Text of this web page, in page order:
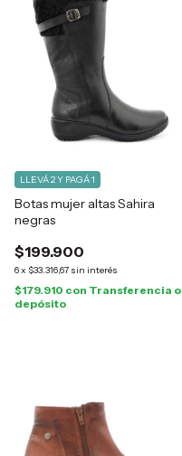
Botas mujer altas Sahira
negras
$199.900
6x $33.316,67 sin interés
LLEVÁ 2 Y PAGÁ 1
$179.910 con Transferencia o
depósito